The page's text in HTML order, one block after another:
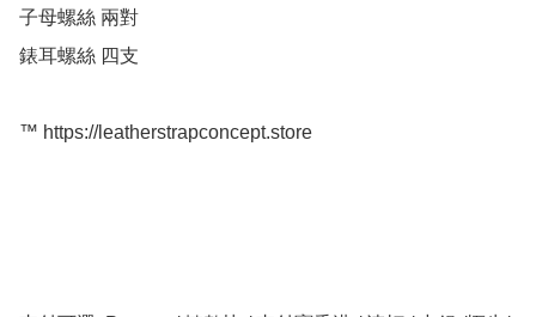
子母螺絲 兩對
錶耳螺絲 四支
™️ https://leatherstrapconcept.store